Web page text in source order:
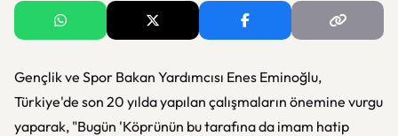
Gençlik ve Spor Bakan Yardımcısı Enes Eminoğlu,
Türkiye'de son 20 yılda yapılan çalışmaların önemine vurgu
yaparak, "Bugün 'Köprünün bu tarafına da imam hatip